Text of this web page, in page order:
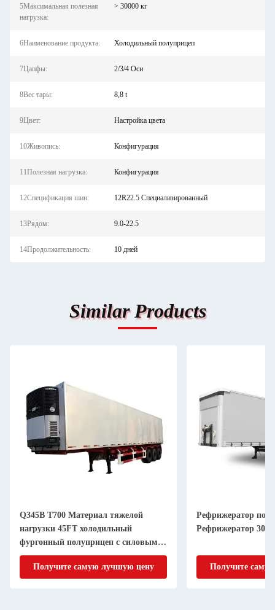
5Максимальная полезная
нагрузка:
> 30000 кг
6Наименование продукта: Холодильный полуприцеп
7Цапфы: 2/3/4 Оси
8Вес тары: 8,8 t
9Цвет: Настройка цвета
10Живопись: Конфигурация
11Полезная нагрузка: Конфигурация
12Спецификация шин: 12R22.5 Специализированный
13Рядом: 9.0-22.5
14Продолжительность: 10 дней
Similar Products
Q345B T700 Материал тяжелой
нагрузки 45FT холодильный
фургонный полуприцеп с силовым
агрегатом Reefer
Получите самую лучшую цену
Рефрижератор
Рефрижератор 30
Получите